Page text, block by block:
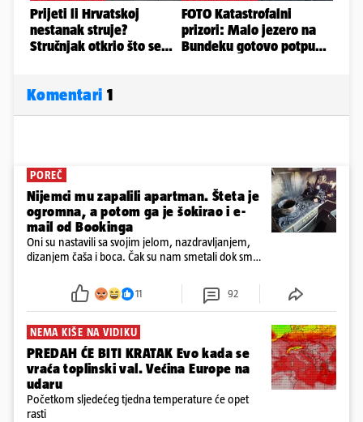
Komentari 1
POREČ
Nijemci mu zapalili apartman. Šteta je
ogromna, a potom ga je šokirao i e-
mail od Bookinga
Oni su nastavili sa svojim jelom, nazdravljanjem,
dizanjem čaša i boca. Čak su nam smetali dok smo
požar, rekao je vlasnik
11 92
NEMA KIŠE NA VIDIKU
PREDAH ĆE BITI KRATAK Evo kada se
vraća toplinski val. Većina Europe na
udaru
Početkom sljedećeg tjedna temperature će opet
rasti